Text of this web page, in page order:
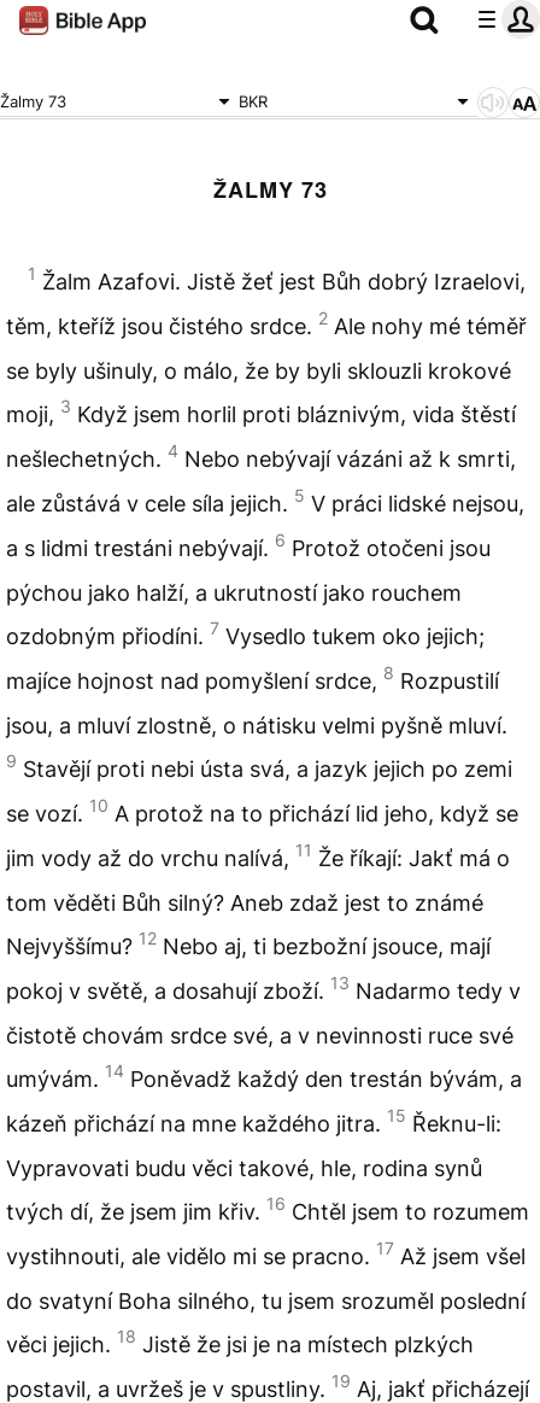
Žalmy 73 BKR
ŽALMY 73
1 Žalm Azafovi. Jistě žeť jest Bůh dobrý Izraelovi,
těm, kteříž jsou čistého srdce. 2 Ale nohy mé téměř
se byly ušinuly, o málo, že by byli sklouzli krokové
moji, 3 Když jsem horlil proti bláznivým, vida štěstí
nešlechetných. 4 Nebo nebývají vázáni až k smrti,
ale zůstává v cele síla jejich. 5 V práci lidské nejsou,
a s lidmi trestáni nebývají. 6 Protož otočeni jsou
pýchou jako halží, a ukrutností jako rouchem
ozdobným přiodíni. 7 Vysedlo tukem oko jejich;
majíce hojnost nad pomyšlení srdce, 8 Rozpustilí
jsou, a mluví zlostně, o nátisku velmi pyšně mluví.
9 Stavějí proti nebi ústa svá, a jazyk jejich po zemi
se vozí. 10 A protož na to přichází lid jeho, když se
jim vody až do vrchu nalívá, 11 Že říkají: Jakť má o
tom věděti Bůh silný? Aneb zdaž jest to známé
Nejvyššímu? 12 Nebo aj, ti bezbožní jsouce, mají
pokoj v světě, a dosahují zboží. 13 Nadarmo tedy v
čistotě chovám srdce své, a v nevinnosti ruce své
umývám. 14 Poněvadž každý den trestán bývám, a
kázeň přichází na mne každého jitra. 15 Řeknu-li:
Vypravovati budu věci takové, hle, rodina synů
tvých dí, že jsem jim křiv. 16 Chtěl jsem to rozumem
vystihnouti, ale vidělo mi se pracno. 17 Až jsem všel
do svatyní Boha silného, tu jsem srozuměl poslední
věci jejich. 18 Jistě že jsi je na místech plzkých
postavil, a uvržeš je v spustliny. 19 Aj, jakť přicházejí